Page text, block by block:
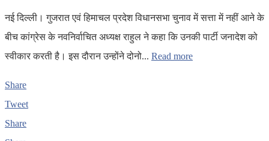
नई दिल्ली। गुजरात एवं हिमाचल प्रदेश विधानसभा चुनाव में सत्ता में नहीं आने के
बीच कांग्रेस के नवनिर्वाचित अध्यक्ष राहुल ने कहा कि उनकी पार्टी जनादेश को
स्वीकार करती है। इस दौरान उन्होंने दोनो... Read more
Share
Tweet
Share